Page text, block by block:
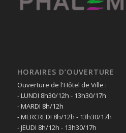
HORAIRES D’OUVERTURE
Ouverture de l'Hôtel de Ville :
- LUNDI 8h30/12h - 13h30/17h
- MARDI 8h/12h
- MERCREDI 8h/12h - 13h30/17h
- JEUDI 8h/12h - 13h30/17h